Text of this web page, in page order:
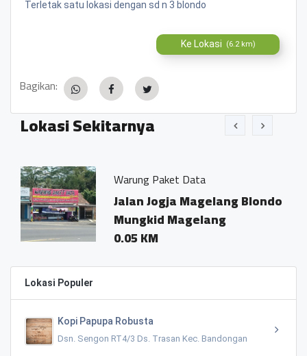
Terletak satu lokasi dengan sd n 3 blondo
Ke Lokasi (6.2 km)
Bagikan:
Lokasi Sekitarnya
Warung Paket Data
Jalan Jogja Magelang Blondo
Mungkid Magelang
0.05 KM
Lokasi Populer
Kopi Papupa Robusta
Dsn. Sengon RT4/3 Ds. Trasan Kec. Bandongan